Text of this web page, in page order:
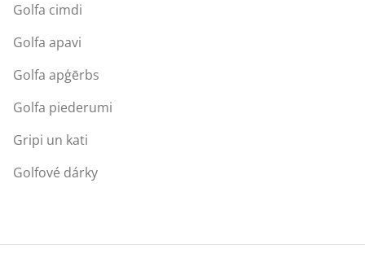
Golfa cimdi
Golfa apavi
Golfa apģērbs
Golfa piederumi
Gripi un kati
Golfové dárky